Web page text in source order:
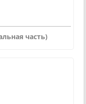
часть)